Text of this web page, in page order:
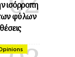
ισόρροπη
φύλων